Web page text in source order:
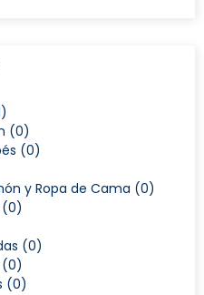
(0)
(0)
y Ropa de Cama (0)
(0)
(0)
(0)